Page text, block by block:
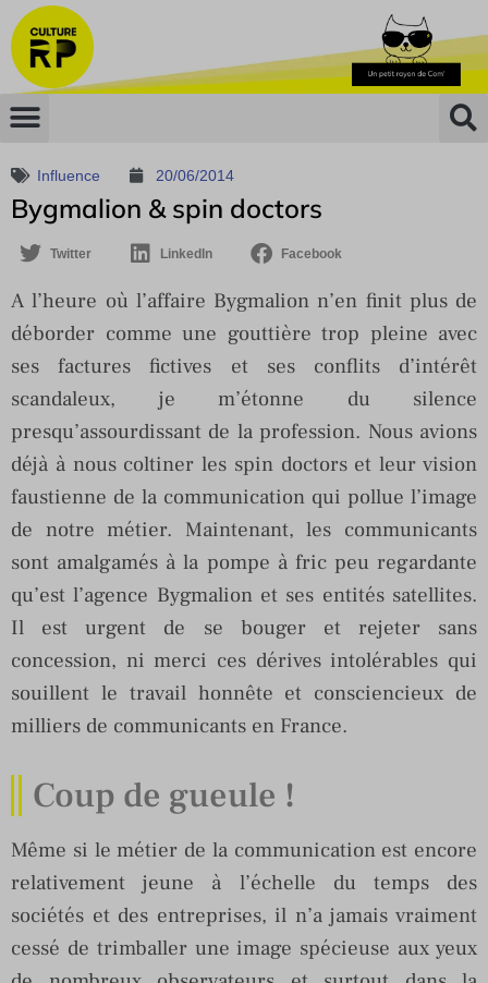
Influence 20/06/2014
Bygmalion & spin doctors
Twitter LinkedIn Facebook
A l’heure où l’affaire Bygmalion n’en finit plus de
déborder comme une gouttière trop pleine avec
ses factures fictives et ses conflits d’intérêt
scandaleux, je m’étonne du silence
presqu’assourdissant de la profession. Nous avions
déjà à nous coltiner les spin doctors et leur vision
faustienne de la communication qui pollue l’image
de notre métier. Maintenant, les communicants
sont amalgamés à la pompe à fric peu regardante
qu’est l’agence Bygmalion et ses entités satellites.
Il est urgent de se bouger et rejeter sans
concession, ni merci ces dérives intolérables qui
souillent le travail honnête et consciencieux de
milliers de communicants en France.
Coup de gueule !
Même si le métier de la communication est encore
relativement jeune à l’échelle du temps des
sociétés et des entreprises, il n’a jamais vraiment
cessé de trimballer une image spécieuse aux yeux